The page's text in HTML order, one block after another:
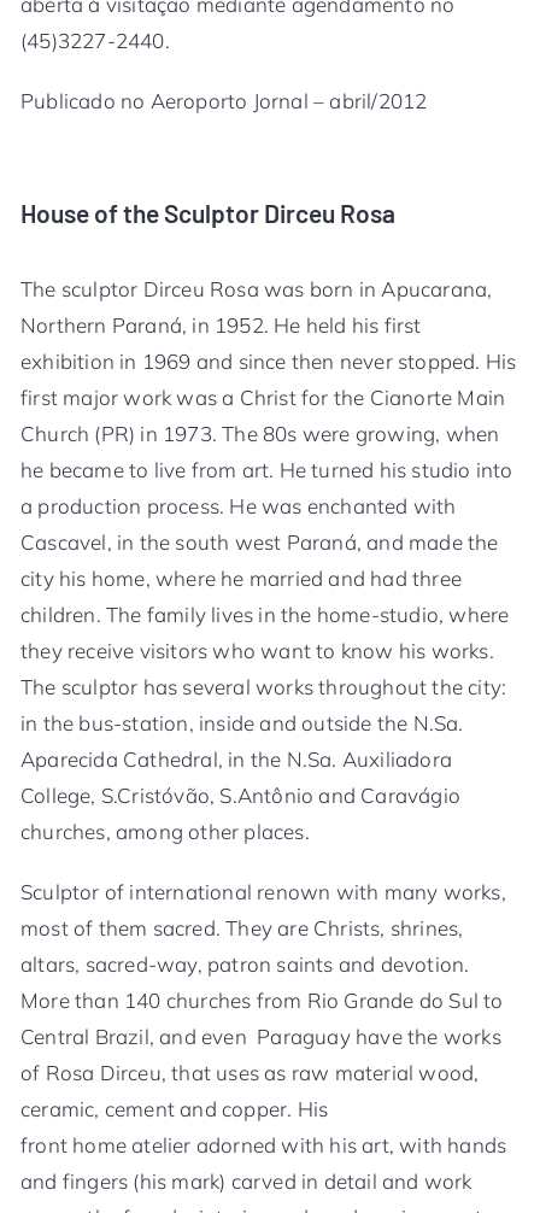
(45)3227-2440.
Publicado no Aeroporto Jornal – abril/2012
House of the Sculptor Dirceu Rosa
The sculptor Dirceu Rosa was born in Apucarana,
Northern Paraná, in 1952. He held his first
exhibition in 1969 and since then never stopped. His
first major work was a Christ for the Cianorte Main
Church (PR) in 1973. The 80s were growing, when
he became to live from art. He turned his studio into
a production process. He was enchanted with
Cascavel, in the south west Paraná, and made the
city his home, where he married and had three
children. The family lives in the home-studio, where
they receive visitors who want to know his works.
The sculptor has several works throughout the city:
in the bus-station, inside and outside the N.Sa.
Aparecida Cathedral, in the N.Sa. Auxiliadora
College, S.Cristóvão, S.Antônio and Caravágio
churches, among other places.
Sculptor of international renown with many works,
most of them sacred. They are Christs, shrines,
altars, sacred-way, patron saints and devotion.
More than 140 churches from Rio Grande do Sul to
Central Brazil, and even Paraguay have the works
of Rosa Dirceu, that uses as raw material wood,
ceramic, cement and copper. His
front home atelier adorned with his art, with hands
and fingers (his mark) carved in detail and work